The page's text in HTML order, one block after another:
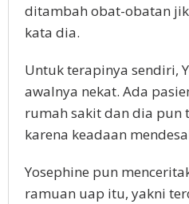
ditambah obat-obatan
kata dia.
Untuk terapinya sendiri,
awalnya nekat. Ada
rumah sakit dan dia pun
karena keadaan
Yosephine pun
ramuan uap itu, yakni